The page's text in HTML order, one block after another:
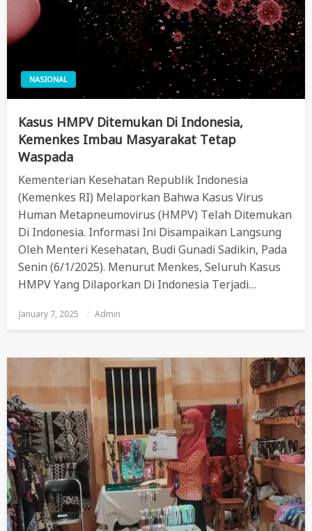
NASIONAL
Kasus HMPV Ditemukan Di Indonesia,
Kemenkes Imbau Masyarakat Tetap
Waspada
Kementerian Kesehatan Republik Indonesia
(Kemenkes RI) Melaporkan Bahwa Kasus Virus
Human Metapneumovirus (HMPV) Telah Ditemukan
Di Indonesia. Informasi Ini Disampaikan Langsung
Oleh Menteri Kesehatan, Budi Gunadi Sadikin, Pada
Senin (6/1/2025). Menurut Menkes, Seluruh Kasus
HMPV Yang Dilaporkan Di Indonesia Terjadi…
Posted
January 7, 2025 Admin